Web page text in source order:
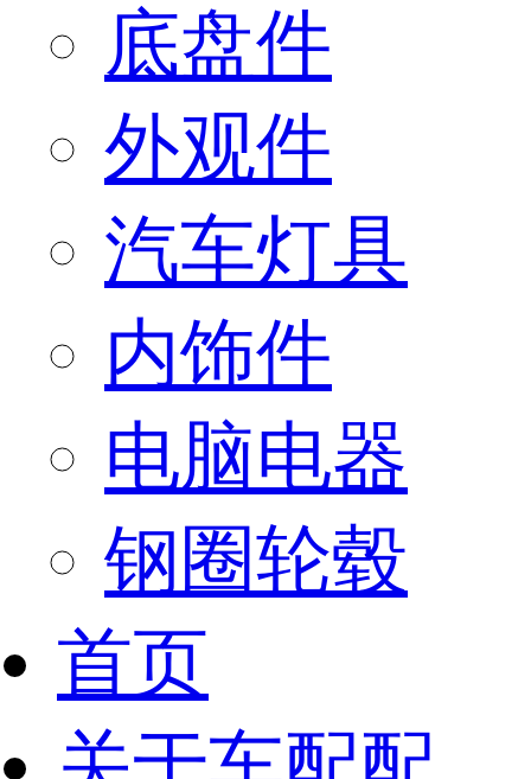
底盘件
外观件
汽车灯具
内饰件
电脑电器
钢圈轮毂
首页